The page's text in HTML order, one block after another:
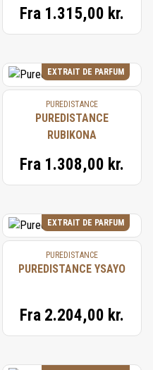
Fra 1.315,00 kr.
EXTRAIT DE PARFUM
PUREDISTANCE
PUREDISTANCE
RUBIKONA
Fra 1.308,00 kr.
EXTRAIT DE PARFUM
PUREDISTANCE
PUREDISTANCE YSAYO
Fra 2.204,00 kr.